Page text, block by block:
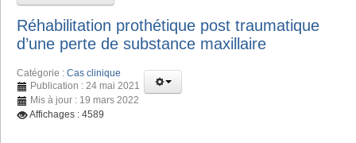
Réhabilitation prothétique post traumatique
d’une perte de substance maxillaire
Catégorie : Cas clinique
Publication : 24 mai 2021
Mis à jour : 19 mars 2022
Affichages : 4589